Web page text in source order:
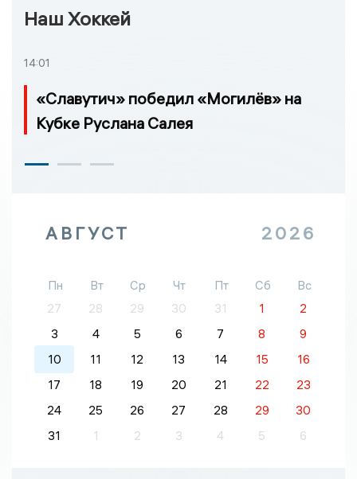
Наш Хоккей
14:01
«Славутич» победил «Могилёв» на
Кубке Руслана Салея
АВГУСТ 2026
Пн Вт Ср Чт Пт Сб
Вс
27
28 29 30 31 1
2
3
4 5 6 7 8
9
10
11 12 13 14 15
16
17
18 19 20 21 22
23
24
25 26 27 28 29
30
31
1 2 3 4 5 6